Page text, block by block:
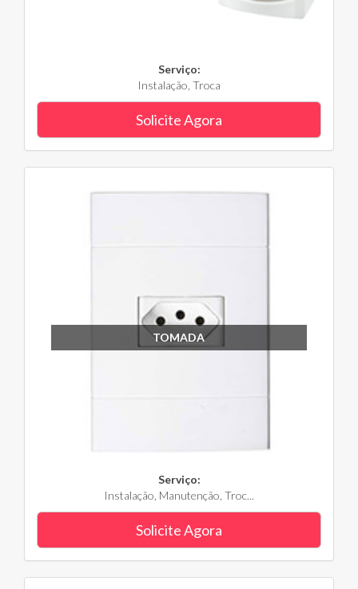
Serviço:
Instalação, Troca
Solicite Agora
TOMADA
Serviço:
Instalação, Manutenção, Troc...
Solicite Agora